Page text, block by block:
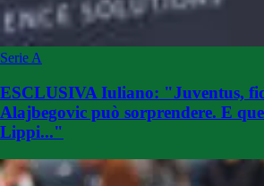
Serie A
ESCLUSIVA Iuliano: "Juventus,
Alajbegovic può sorprendere. E
Lippi..."